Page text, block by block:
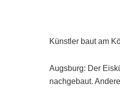
Künstler baut am
Augsburg: Der
nachgebaut.